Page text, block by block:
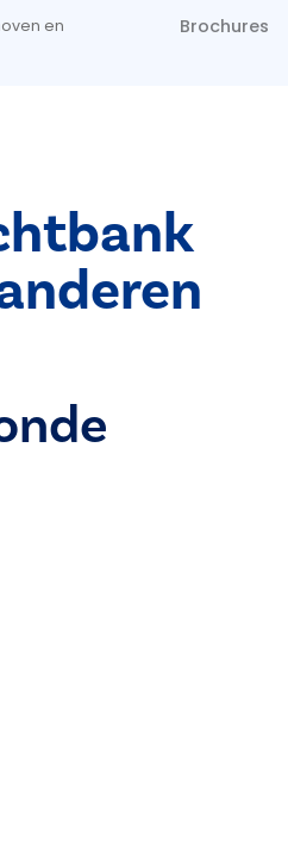
gaan
en
Brochures